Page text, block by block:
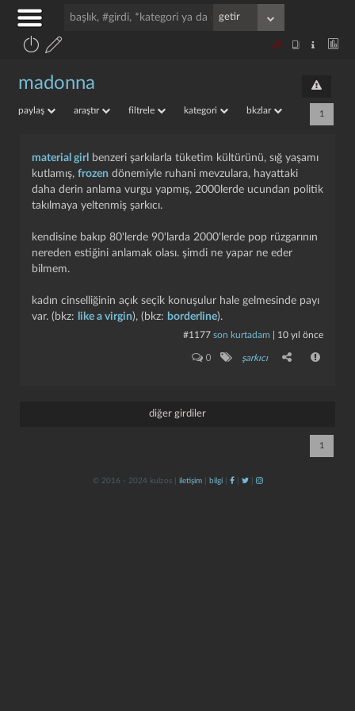
madonna
paylaş araştır filtrele kategori bkzlar 1
material girl
benzeri şarkılarla tüketim kültürünü, sığ yaşamı
kutlamış, frozen dönemiyle ruhani mevzulara, hayattaki
daha derin anlama vurgu yapmış, 2000lerde ucundan politik
takılmaya yeltenmiş şarkıcı.
kendisine bakıp 80'lerde 90'larda 2000'lerde pop rüzgarının
nereden estiğini anlamak olası. şimdi ne yapar ne eder
bilmem.
kadın cinselliğinin açık seçik konuşulur hale gelmesinde payı
var. (bkz:
like a virgin), (bkz: borderline).
#1177 son kurtadam 10 yıl önce
0 şarkıcı
diğer girdiler
1
© 2016 - 2024 kulzos | iletişim| bilgi| | |